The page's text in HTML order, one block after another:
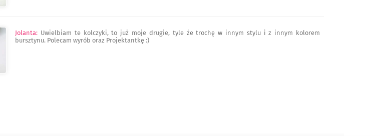
Jolanta: Uwielbiam te kolczyki, to już moje drugie, tyle że trochę w innym stylu i z innym kolorem
bursztynu. Polecam wyrób oraz Projektantkę :)